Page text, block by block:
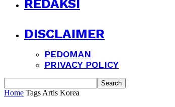
REDAKSI
DISCLAIMER
PEDOMAN
PRIVACY POLICY
Home Tags Artis Korea